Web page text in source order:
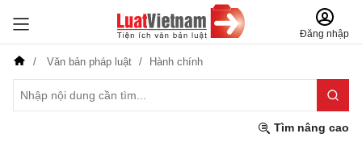
Đăng nhập
Văn bản pháp luật Hành chính
Tìm nâng cao